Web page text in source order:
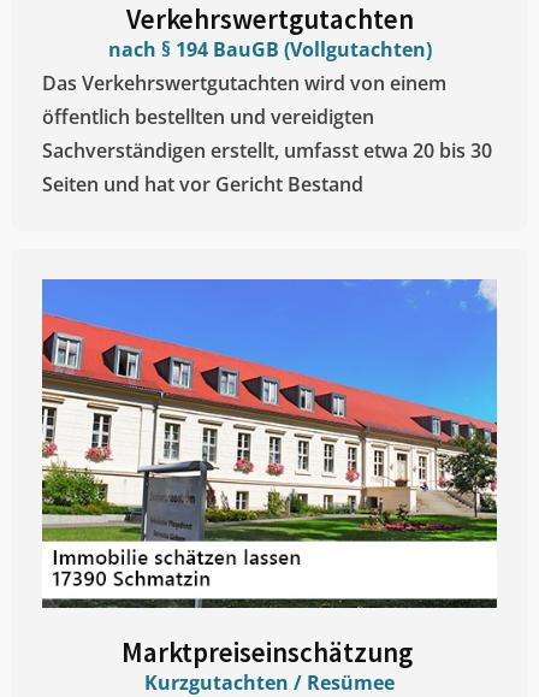
Verkehrswertgutachten
nach § 194 BauGB (Vollgutachten)
Das Verkehrswertgutachten wird von einem
öffentlich bestellten und vereidigten
Sachverständigen erstellt, umfasst etwa 20 bis 30
Seiten und hat vor Gericht Bestand
Marktpreiseinschätzung ​
Kurzgutachten / Resümee